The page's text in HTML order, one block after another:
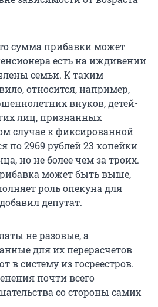
сумма прибавки может
есть на иждивении
семьи. К таким
относится, например,
внуков, детей-
лиц, признанных
случае к фиксированной
по 2969 рублей 23 копейки
но не более чем за троих.
может быть выше,
роль опекуна для
депутат.
не разовые, а
для их перерасчетов
в систему из госреестров.
почти всего
со стороны самих